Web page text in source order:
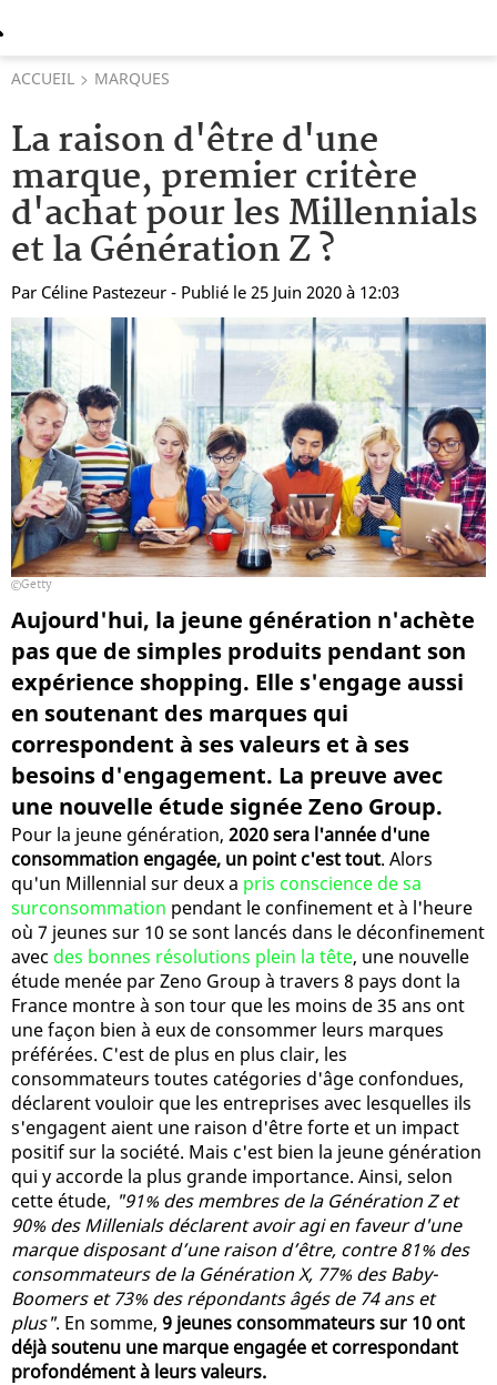
ACCUEIL MARQUES
La raison d'être d'une
marque, premier critère
d'achat pour les Millennials
et la Génération Z ?
Par Céline Pastezeur - Publié le 25 Juin 2020 à 12:03
Getty
Aujourd'hui, la jeune génération n'achète
pas que de simples produits pendant son
expérience shopping. Elle s'engage aussi
en soutenant des marques qui
correspondent à ses valeurs et à ses
besoins d'engagement. La preuve avec
une nouvelle étude signée Zeno Group.
Pour la jeune génération, 2020 sera l'année d'une
consommation engagée, un point c'est tout. Alors
qu'un Millennial sur deux a pris conscience de sa
surconsommation pendant le confinement et à l'heure
où 7 jeunes sur 10 se sont lancés dans le déconfinement
avec des bonnes résolutions plein la tête, une nouvelle
étude menée par Zeno Group à travers 8 pays dont la
France montre à son tour que les moins de 35 ans ont
une façon bien à eux de consommer leurs marques
préférées. C'est de plus en plus clair, les
consommateurs toutes catégories d'âge confondues,
déclarent vouloir que les entreprises avec lesquelles ils
s'engagent aient une raison d'être forte et un impact
positif sur la société. Mais c'est bien la jeune génération
qui y accorde la plus grande importance. Ainsi, selon
cette étude, "91% des membres de la Génération Z et
90% des Millenials déclarent avoir agi en faveur d'une
marque disposant d’une raison d’être, contre 81% des
consommateurs de la Génération X, 77% des Baby-
Boomers et 73% des répondants âgés de 74 ans et
plus". En somme, 9 jeunes consommateurs sur 10 ont
déjà soutenu une marque engagée et correspondant
profondément à leurs valeurs.